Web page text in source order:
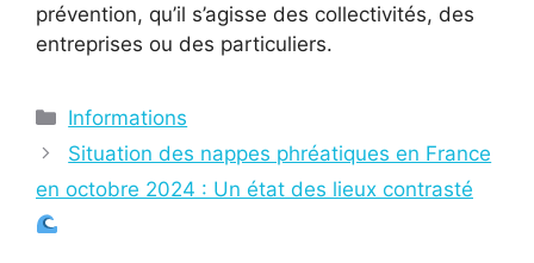
prévention, qu’il s’agisse des collectivités, des
entreprises ou des particuliers.
Catégories
Informations
Situation des nappes phréatiques en France
en octobre 2024 : Un état des lieux contrasté